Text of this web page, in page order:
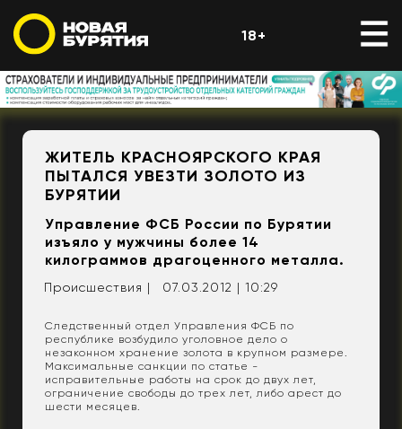
18+
ЖИТЕЛЬ КРАСНОЯРСКОГО КРАЯ
ПЫТАЛСЯ УВЕЗТИ ЗОЛОТО ИЗ
БУРЯТИИ
Управление ФСБ России по Бурятии
изъяло у мужчины более 14
килограммов драгоценного металла.
Происшествия | 07.03.2012 | 10:29
Следственный отдел Управления ФСБ по
республике возбудило уголовное дело о
незаконном хранение золота в крупном размере.
Максимальные санкции по статье -
исправительные работы на срок до двух лет,
ограничение свободы до трех лет, либо арест до
шести месяцев.